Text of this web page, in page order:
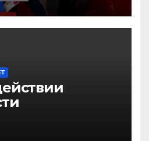
и
прав